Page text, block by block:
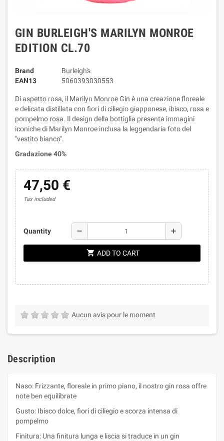
GIN BURLEIGH'S MARILYN MONROE
EDITION CL.70
Brand
Burleigh's
EAN13
5060393030553
Di aspetto rosa, il Marilyn Monroe Gin è una creazione floreale
e delicata distillata con fiori di ciliegio giapponese, ibisco, rosa e
pompelmo rosa. Il design della bottiglia presenta immagini
iconiche di Marilyn Monroe inclusa la leggendaria foto del
"vestito bianco".
Gradazione 40%
47,50 €
Tax included
Quantity remove add
shopping_cart ADD TO CART
Aucun avis pour le moment
Description
Naso: Frizzante, floreale in primo piano, il nostro gin rosa offre
note ben equilibrate
Gusto: Ibisco dolce, fiori di ciliegio e scorza intensa di
pompelmo
Finitura: Una finitura lunga e liscia si traduce in un gin